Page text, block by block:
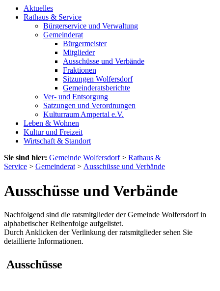
Aktuelles
Rathaus & Service
Bürgerservice und Verwaltung
Gemeinderat
Bürgermeister
Mitglieder
Ausschüsse und Verbände
Fraktionen
Sitzungen Wolfersdorf
Gemeinderatsberichte
Ver- und Entsorgung
Satzungen und Verordnungen
Kulturraum Ampertal e.V.
Leben & Wohnen
Kultur und Freizeit
Wirtschaft & Standort
Sie sind hier: Gemeinde Wolfersdorf> Rathaus &
Service > Gemeinderat > Ausschüsse und Verbände
Ausschüsse und Verbände
Nachfolgend sind die ratsmitglieder der Gemeinde Wolfersdorf in
alphabetischer Reihenfolge aufgelistet.
Durch Anklicken der Verlinkung der ratsmitglieder sehen Sie
detaillierte Informationen.
Ausschüsse